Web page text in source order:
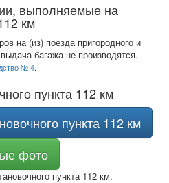
выполняемые на
км
на (из) поезда пригородного и
багажа не производятся.
№ 4.
пункта 112 км
пункта 112 км
фото
пункта 112 км.